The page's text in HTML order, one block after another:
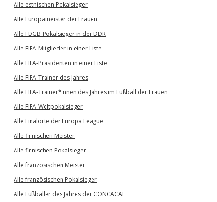
Alle estnischen Pokalsieger
Alle Europameister der Frauen
Alle FDGB-Pokalsieger in der DDR
Alle FIFA-Mitglieder in einer Liste
Alle FIFA-Präsidenten in einer Liste
Alle FIFA-Trainer des Jahres
Alle FIFA-Trainer*innen des Jahres im Fußball der Frauen
Alle FIFA-Weltpokalsieger
Alle Finalorte der Europa League
Alle finnischen Meister
Alle finnischen Pokalsieger
Alle französischen Meister
Alle französischen Pokalsieger
Alle Fußballer des Jahres der CONCACAF